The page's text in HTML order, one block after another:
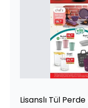
Lisanslı Tül Perde